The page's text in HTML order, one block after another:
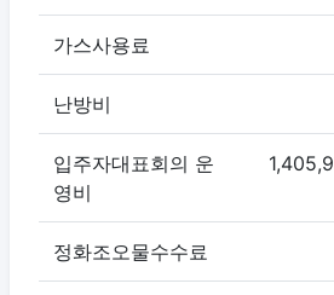
가스사용료
난방비
입주자대표회의 운
영비
정화조오물수수료